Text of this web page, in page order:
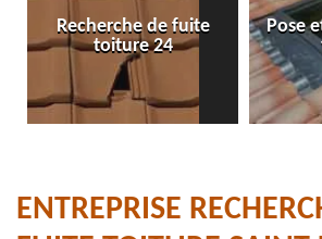
Recherche de fuite
toiture 24
Pose
ENTREPRISE